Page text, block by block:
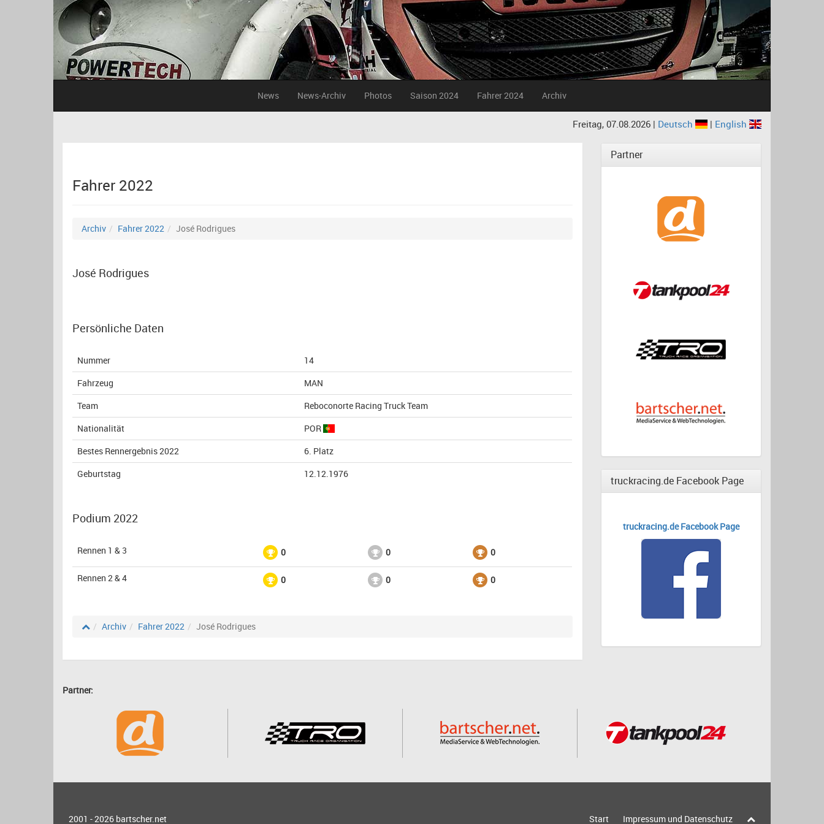
News News-Archiv Photos Saison 2024 Fahrer 2024 Archiv
Freitag, 07.08.2026 | Deutsch | English
Fahrer 2022
Archiv Fahrer 2022 José Rodrigues
José Rodrigues
Persönliche Daten
Nummer
14
Fahrzeug
MAN
Team
Reboconorte Racing Truck Team
Nationalität
POR
Bestes Rennergebnis 2022
6. Platz
Geburtstag
12.12.1976
Podium 2022
Rennen 1 & 3 0 0 0
Rennen 2 & 4 0 0 0
Archiv Fahrer 2022 José Rodrigues
Partner
truckracing.de Facebook Page
truckracing.de Facebook Page
Partner:
2001 - 2026 bartscher.net Start Impressum und Datenschutz